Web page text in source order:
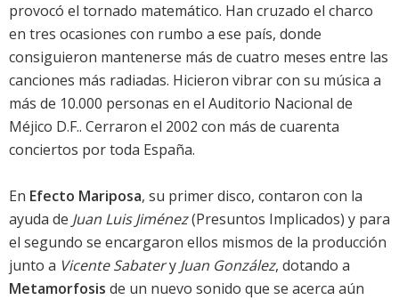
provocó el tornado matemático. Han cruzado el charco
en tres ocasiones con rumbo a ese país, donde
consiguieron mantenerse más de cuatro meses entre las
canciones más radiadas. Hicieron vibrar con su música a
más de 10.000 personas en el Auditorio Nacional de
Méjico D.F.. Cerraron el 2002 con más de cuarenta
conciertos por toda España.
En Efecto Mariposa, su primer disco, contaron con la
ayuda de Juan Luis Jiménez(Presuntos Implicados) y para
el segundo se encargaron ellos mismos de la producción
junto a Vicente Sabatery Juan González, dotando a
Metamorfosis de un nuevo sonido que se acerca aún